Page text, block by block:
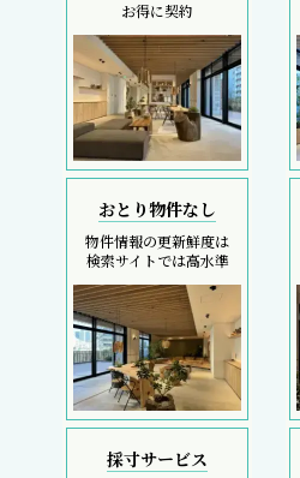
お得に契約
おとり物件なし
物件情報の更新鮮度は
検索サイトでは高水準
採寸サービス